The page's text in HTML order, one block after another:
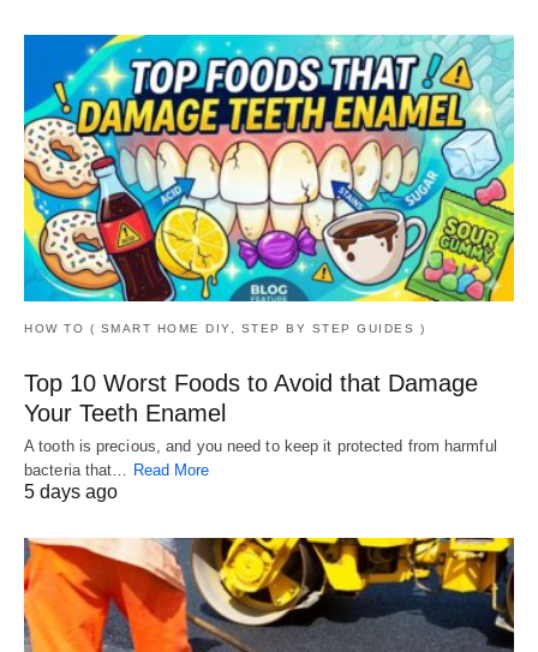
HOW TO ( SMART HOME DIY, STEP BY STEP GUIDES )
Top 10 Worst Foods to Avoid that Damage
Your Teeth Enamel
A tooth is precious, and you need to keep it protected from harmful
bacteria that… Read More
5 days ago